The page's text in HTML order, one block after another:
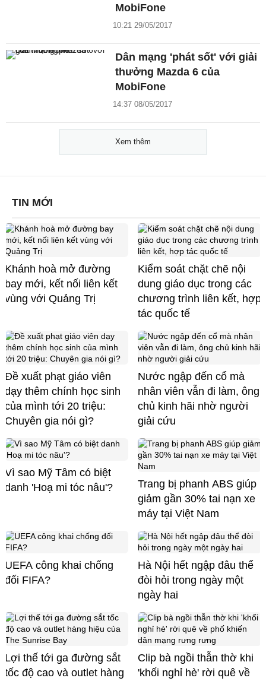
MobiFone
10:21 29/05/2017
Dân mạng 'phát sốt' với giải
thưởng Mazda 6 của
MobiFone
14:37 08/05/2017
Xem thêm
TIN MỚI
Khánh hoà mở đường
bay mới, kết nối liên kết
vùng với Quảng Trị
Kiểm soát chặt chẽ nội
dung giáo dục trong các
chương trình liên kết, hợp
tác quốc tế
Đề xuất phạt giáo viên
dạy thêm chính học sinh
của mình tới 20 triệu:
Chuyên gia nói gì?
Nước ngập đến cổ mà
nhân viên vẫn đi làm, ông
chủ kinh hãi nhờ người
giải cứu
Vì sao Mỹ Tâm có biệt
danh 'Hoạ mi tóc nâu'?
Trang bị phanh ABS giúp
giảm gần 30% tai nạn xe
máy tại Việt Nam
UEFA công khai chống
đối FIFA?
Hà Nội hết ngập đâu thể
đòi hỏi trong ngày một
ngày hai
Lợi thế tới ga đường sắt
tốc độ cao và outlet hàng
Clip bà ngồi thẫn thờ khi
'khối nghỉ hè' rời quê về